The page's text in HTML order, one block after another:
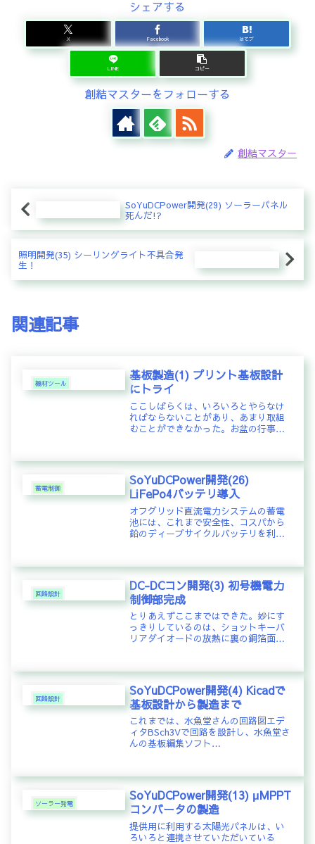
シェアする
X Facebook はてブ
LINE コピー
創結マスターをフォローする
創結マスター
SoYuDCPower開発(29) ソーラーパネル
死んだ!?
照明開発(35) シーリングライト不具合発
生！
関連記事
機材ツール
基板製造(1) プリント基板設計
にトライ
ここしばらくは、いろいろとやらなけ
ればならないことがあり、あまり取組
むことができなかった。お盆の行事も
開。CPUや電流センサ用の安定な5V直
流電源をどうやればうまく作れる
か、...
蓄電制御
SoYuDCPower開発(26)
LiFePo4バッテリ導入
オフグリッド直流電力システムの蓄電
池には、これまで安全性、コスパから
鉛のディープサイクルバッテリを利用
は有名なバッテリを6個、2個直列で
24Vにしてそれを3セット利用...
回路設計
DC-DCコン開発(3) 初号機電力
制御部完成
とりあえずここまではできた。妙にす
っきりしているのは、ショットキーバ
リアダイオードの放熱に裏の銅箔面を
でこんなスカスカはイマイチなんだけ
ど、放熱を考えれば仕方ないか。
Pow...
回路設計
SoYuDCPower開発(4) Kicadで
基板設計から製造まで
これまでは、水魚堂さんの回路図エデ
ィタBSch3Vで回路を設計し、水魚堂さ
んの基板編集ソフト
トリストでさくっと引き渡すことがで
きないので、自分で基板設計の...
ソーラー発電
SoYuDCPower開発(13) μMPPT
コンバータの製造
提供用に利用する太陽光パネルは、い
ろいろと連携させていただいている